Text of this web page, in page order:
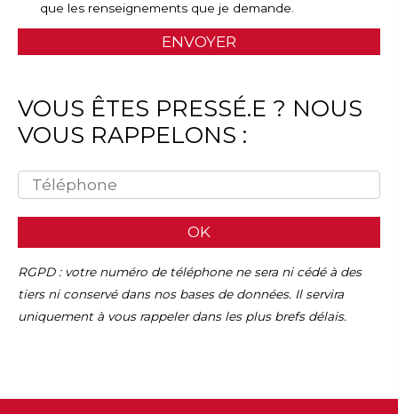
que les renseignements que je demande.
VOUS ÊTES PRESSÉ.E ? NOUS
VOUS RAPPELONS :
OK
RGPD : votre numéro de téléphone ne sera ni cédé à des
tiers ni conservé dans nos bases de données. Il servira
uniquement à vous rappeler dans les plus brefs délais.